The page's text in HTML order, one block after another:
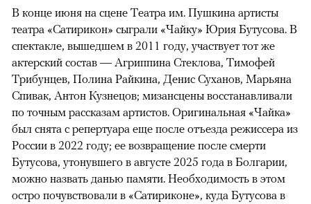
В конце июня на сцене Театра им. Пушкина артисты
театра «Сатирикон» сыграли «Чайку» Юрия Бутусова. В
спектакле, вышедшем в 2011 году, участвует тот же
актерский состав — Агриппина Стеклова, Тимофей
Трибунцев, Полина Райкина, Денис Суханов, Марьяна
Спивак, Антон Кузнецов; мизансцены восстанавливали
по точным рассказам артистов. Оригинальная «Чайка»
был снята с репертуара еще после отъезда режиссера из
России в 2022 году; ее возвращение после смерти
Бутусова, утонувшего в августе 2025 года в Болгарии,
можно назвать данью памяти. Необходимость в этом
остро почувствовали в «Сатириконе», куда Бутусова в